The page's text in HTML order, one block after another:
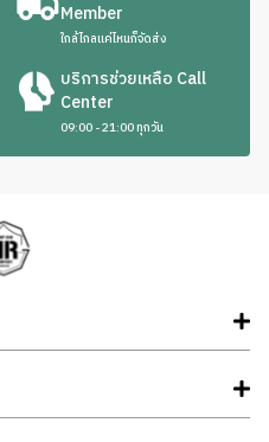
Member
ใกล้ไกลแค่ไหนก็จัดส่ง
บริการช่วยเหลือ Call
Center
09:00 - 21:00 ทุกวัน